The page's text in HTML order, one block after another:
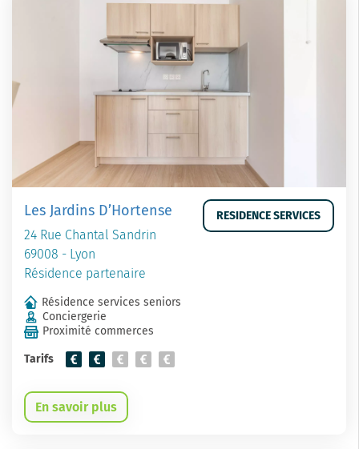
Les Jardins D’Hortense
24 Rue Chantal Sandrin
69008 - Lyon
Résidence partenaire
RESIDENCE SERVICES
Résidence services seniors
Conciergerie
Proximité commerces
Tarifs
En savoir plus